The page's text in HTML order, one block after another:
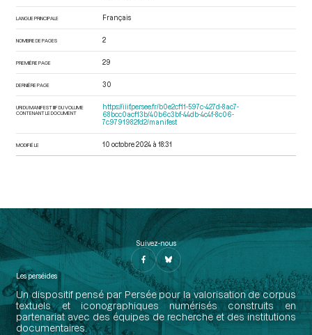
LANGUE PRINCIPALE Français
NOMBRE DE PAGES 2
PREMIÈRE PAGE 29
DERNIÈRE PAGE 30
URI DU MANIFEST IIIF DU VOLUME
CONTENANT LE DOCUMENT
https://iiif.persee.fr/b0e2cf11-597c-427d-8ac7-
68bcc0acf13b/40b6c3bf-44db-4c4f-8c06-
7c9791982fd2/manifest
MODIFIÉ LE 10 octobre 2024 à 18:31
Suivez-nous
Les perséides
Un dispositif pensé par Persée pour la valorisation de corpus
textuels et iconographiques numérisés construits en
partenariat avec des équipes de recherche et des institutions
documentaires.